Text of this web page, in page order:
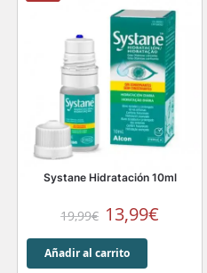
Systane Hidratación 10ml
19,99€ 13,99€
Añadir al carrito